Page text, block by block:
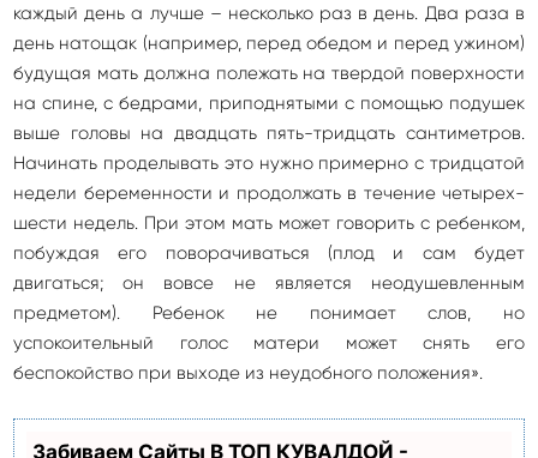
каждый день а лучше – несколько раз в день. Два раза в
день натощак (например, перед обедом и перед ужином)
будущая мать должна полежать на твердой поверхности
на спине, с бедрами, приподнятыми с помощью подушек
выше головы на двадцать пять-тридцать сантиметров.
Начинать проделывать это нужно примерно с тридцатой
недели беременности и продолжать в течение четырех-
шести недель. При этом мать может говорить с ребенком,
побуждая его поворачиваться (плод и сам будет
двигаться; он вовсе не является неодушевленным
предметом). Ребенок не понимает слов, но
успокоительный голос матери может снять его
беспокойство при выходе из неудобного положения».
Забиваем Сайты В ТОП КУВАЛДОЙ -